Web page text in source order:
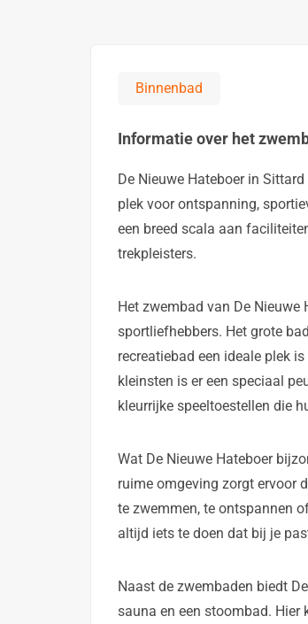
Binnenbad
Informatie over het
De Nieuwe Hateboer in
plek voor ontspanning,
een breed scala aan
trekpleisters.
Het zwembad van De
sportliefhebbers. Het grote
recreatiebad een ideale plek
kleinsten is er een speciaal
kleurrijke speeltoestellen die
Wat De Nieuwe Hateboer
ruime omgeving zorgt ervoor
te zwemmen, te ontspannen
altijd iets te doen dat bij je
Naast de zwembaden biedt
sauna en een stoombad. Hier